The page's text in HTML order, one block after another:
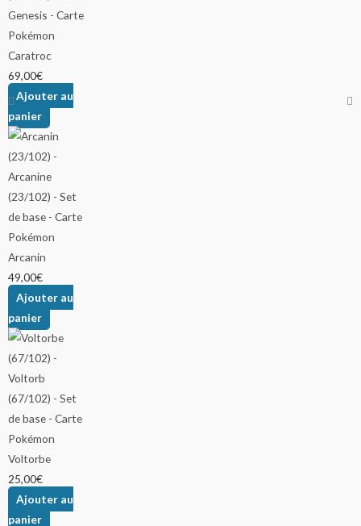
Caratroc
69,00€
Ajouter au
panier
Arcanin
49,00€
Ajouter au
panier
Voltorbe
25,00€
Ajouter au
panier